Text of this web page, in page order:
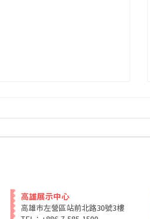
劃？從需求判斷到成品品質的
關鍵指南
高雄展示中心
高雄市左營區站前北路30號3樓